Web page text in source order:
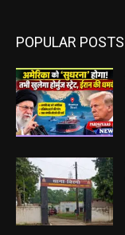
POPULAR POSTS